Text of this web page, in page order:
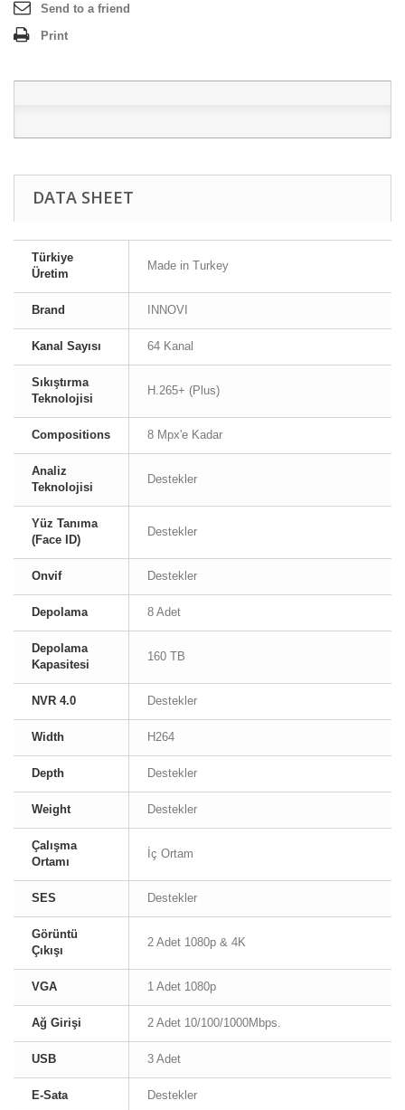
Send to a friend
Print
DATA SHEET
Türkiye
Üretim
Made in Turkey
Brand INNOVI
Kanal Sayısı 64 Kanal
Sıkıştırma
Teknolojisi
H.265+ (Plus)
Compositions 8 Mpx'e Kadar
Analiz
Teknolojisi
Destekler
Yüz Tanıma
(Face ID)
Destekler
Onvif Destekler
Depolama 8 Adet
Depolama
Kapasitesi
160 TB
NVR 4.0 Destekler
Width H264
Depth Destekler
Weight Destekler
Çalışma
Ortamı
İç Ortam
SES Destekler
Görüntü
Çıkışı
2 Adet 1080p & 4K
VGA 1 Adet 1080p
Ağ Girişi 2 Adet 10/100/1000Mbps.
USB 3 Adet
E-Sata Destekler